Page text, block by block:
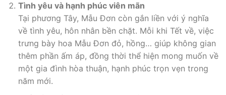
Tình yêu và hạnh phúc viên mãn
Tại phương Tây, Mẫu Đơn còn gắn liền với ý nghĩa
về tình yêu, hôn nhân bền chặt. Mỗi khi Tết về, việc
trưng bày hoa Mẫu Đơn đỏ, hồng… giúp không gian
thêm phần ấm áp, đồng thời thể hiện mong muốn về
một gia đình hòa thuận, hạnh phúc trọn vẹn trong
năm mới.